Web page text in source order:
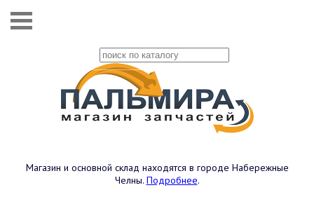
Магазин и основной склад находятся в городе Набережные
Челны. Подробнее.